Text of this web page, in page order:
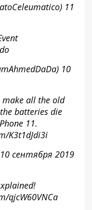
11
10
make all the old
batteries die
11.
K3t1dJdi3i
10 сентября 2019
qjcW60VNCa